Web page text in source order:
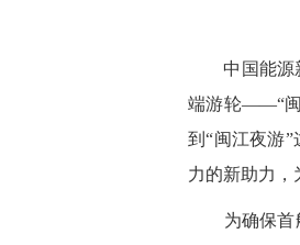
中国能源
端游轮——“闽
到“闽江夜游
力的新助力，
为确保首航